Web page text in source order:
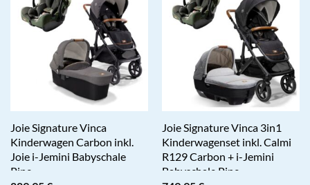
Joie Signature Vinca
Kinderwagen Carbon inkl.
Joie i-Jemini Babyschale
Pine
Joie Signature Vinca 3in1
Kinderwagenset inkl. Calmi
R129 Carbon + i-Jemini
Babyschale Pine